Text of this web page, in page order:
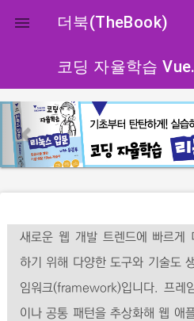
 더북(TheBook)
코딩 자율학습
p
r
e
o
u
s
새로운 웹 개발 트렌드에 빠르게
하기 위해 다양한 도구와 기술도
임워크(framework)입니다. 프레
이나 공통 패턴을 추상화해 웹 애